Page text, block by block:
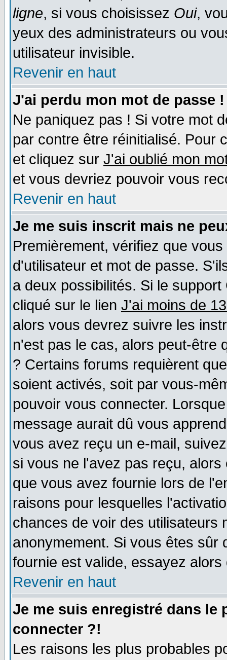
ligne, si vous choisissez Oui,
yeux des administrateurs ou
utilisateur invisible.
Revenir en haut
J'ai perdu mon mot de passe !
Ne paniquez pas ! Si votre mot
par contre être réinitialisé. Pour
et cliquez sur J'ai oublié mon
et vous devriez pouvoir vous
Revenir en haut
Je me suis inscrit mais ne
Premièrement, vérifiez que
d'utilisateur et mot de passe.
a deux possibilités. Si le
cliqué sur le lien J'ai moins de
alors vous devrez suivre les
n'est pas le cas, alors peut-être
? Certains forums requièrent
soient activés, soit par vous-
pouvoir vous connecter.
message aurait dû vous
vous avez reçu un e-mail,
si vous ne l'avez pas reçu,
que vous avez fournie lors de
raisons pour lesquelles
chances de voir des utilisateurs
anonymement. Si vous êtes sûr
fournie est valide, essayez
Revenir en haut
Je me suis enregistré dans le
connecter ?!
Les raisons les plus probables